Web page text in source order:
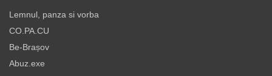
Lemnul, panza si vorba
CO.PA.CU
Be-Brașov
Abuz.exe